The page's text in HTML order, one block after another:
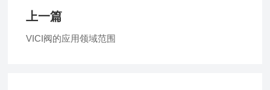
上一篇
VICI阀的应用领域范围